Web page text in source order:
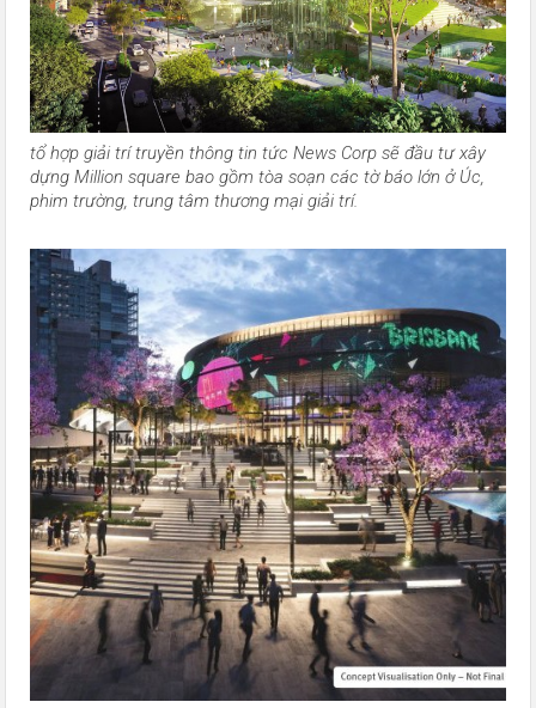
tổ hợp giải trí truyền thông tin tức News Corp sẽ đầu tư xây
dựng Million square bao gồm tòa soạn các tờ báo lớn ở Úc,
phim trường, trung tâm thương mại giải trí.